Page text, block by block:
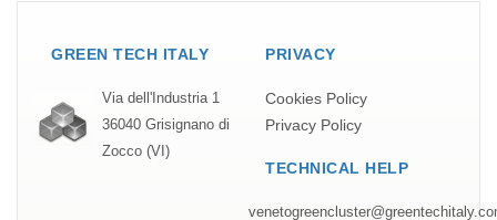
GREEN TECH ITALY
Via dell'Industria 1
36040 Grisignano di
Zocco (VI)
PRIVACY
Cookies Policy
Privacy Policy
TECHNICAL HELP